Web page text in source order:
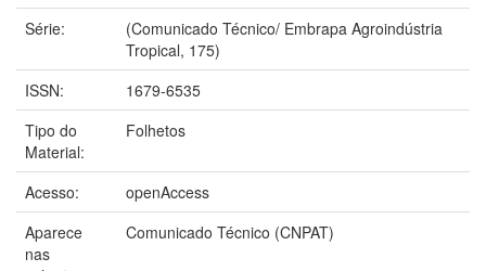
Série:
(Comunicado Técnico/ Embrapa Agroindústria
Tropical, 175)
ISSN:
1679-6535
Tipo do
Material:
Folhetos
Acesso:
openAccess
Aparece
nas
Comunicado Técnico (CNPAT)